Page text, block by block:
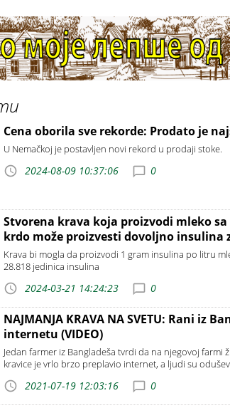
Cena oborila sve rekorde: Prodato je
U Nemačkoj je postavljen novi rekord u prodaji stoke.
2024-08-09 10:37:06 0
Stvorena krava koja proizvodi mleko
krdo može proizvesti dovoljno insulina
Krava bi mogla da proizvodi 1 gram insulina po litru
28.818 jedinica insulina
2024-03-21 14:24:23 0
NAJMANJA KRAVA NA SVETU: Rani iz
internetu (VIDEO)
Jedan farmer iz Bangladeša tvrdi da na njegovoj farmi
kravice je vrlo brzo preplavio internet, a ljudi su
2021-07-19 12:03:16 0